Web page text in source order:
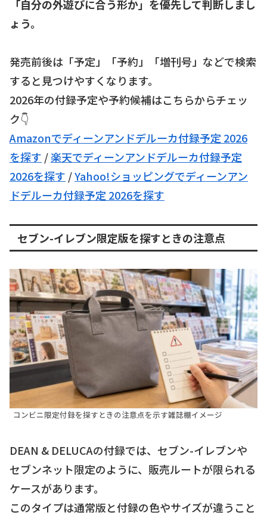
「自分の外遊びに合う形か」を優先して判断しまし
ょう。
発売前後は「予定」「予約」「増刊号」などで検索
すると見つけやすくなります。
2026年の付録予定や予約候補はこちらからチェッ
ク👇
Amazonでディーンアンドデルーカ付録予定 2026
を探す /楽天でディーンアンドデルーカ付録予定
2026を探す /Yahoo!ショッピングでディーンアン
ドデルーカ付録予定 2026を探す
セブン-イレブン限定版を探すときの注意点
コンビニ限定付録を探すときの注意点を示す雑誌棚イメージ
DEAN & DELUCAの付録では、セブン-イレブンや
セブンネット限定のように、販売ルートが限られる
ケースがあります。
このタイプは通常版と付録の色やサイズが違うこと